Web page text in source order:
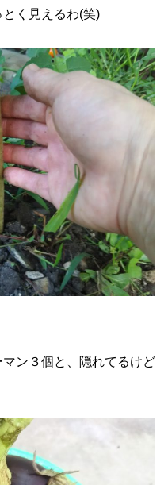
く見えるわ(笑)
ン３個と、隠れてるけど